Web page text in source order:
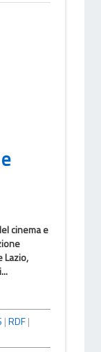
cinema e
Lazio,
|RDF|